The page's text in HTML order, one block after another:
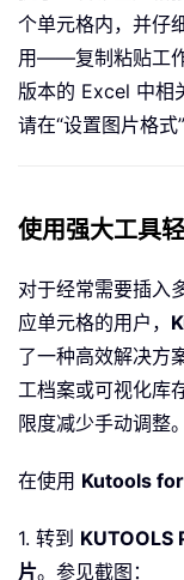
个单元格内，并仔
用——复制粘贴工
版本的 Excel 中相
请在“设置图片格式
使用强大工具
对于经常需要插入
应单元格的用户，
了一种高效解决方
工档案或可视化库
限度减少手动调整。
在使用 Kutools
1. 转到 KUTOOLS
片。参见截图：